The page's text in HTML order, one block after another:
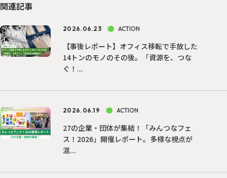
関連記事
2026.06.23 ACTION
【事後レポート】オフィス移転で手放した
14トンのモノのその後。「資源を、つな
ぐ！...
2026.06.19 ACTION
27の企業・団体が集結！「みんつなフェ
ス！2026」開催レポート。多様な視点が
混...